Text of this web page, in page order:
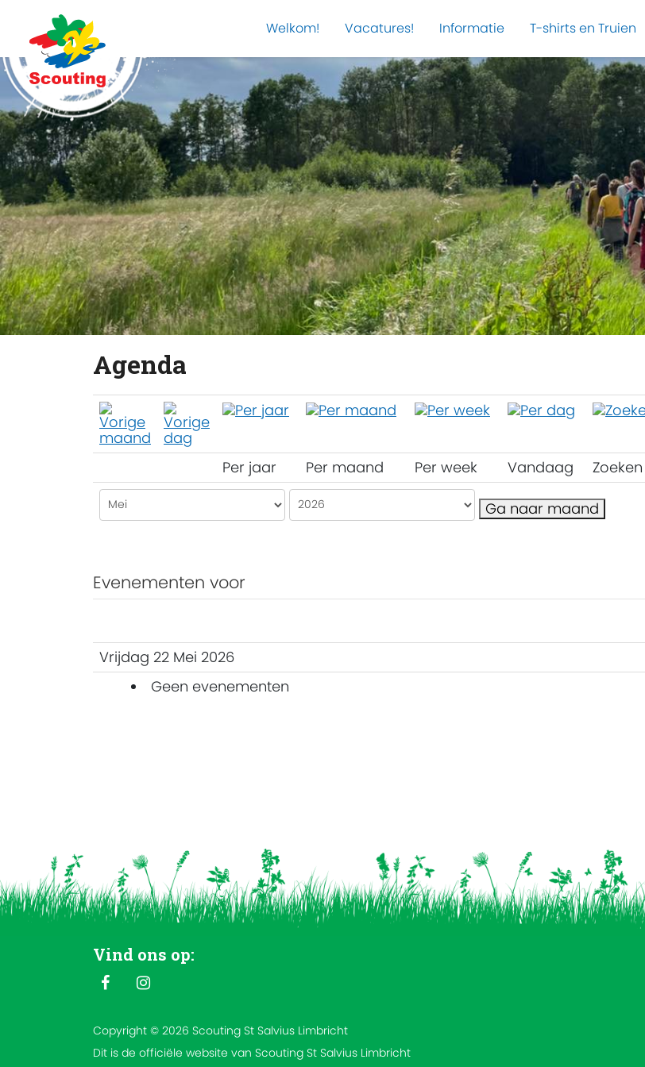
Welkom! Vacatures! Informatie T-shirts en Truien
Agenda
Per jaar Per maand Per week Vandaag Zoeken
Ga naar maand
Evenementen voor
Vrijdag 22 Mei 2026
Geen evenementen
Vind ons op:
Copyright © 2026 Scouting St Salvius Limbricht
Dit is de officiële website van Scouting St Salvius Limbricht